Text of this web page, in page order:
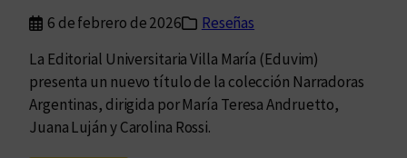
p
u
e
d
e
6 de febrero de 2026
Reseñas
La Editorial Universitaria Villa María (Eduvim)
presenta un nuevo título de la colección Narradoras
Argentinas, dirigida por María Teresa Andruetto,
Juana Luján y Carolina Rossi.